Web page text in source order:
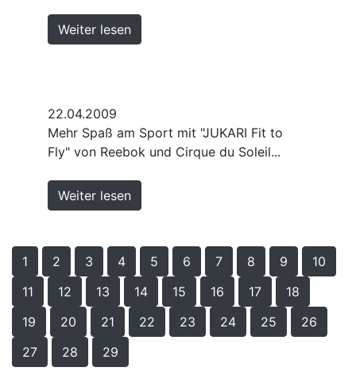
Weiter lesen
22.04.2009
Mehr Spaß am Sport mit "JUKARI Fit to
Fly" von Reebok und Cirque du Soleil...
Weiter lesen
1 2 3 4 5 6 7 8 9
10
11
12 13 14 15 16 17
18
19
20 21 22 23 24 25
26
27
28 29